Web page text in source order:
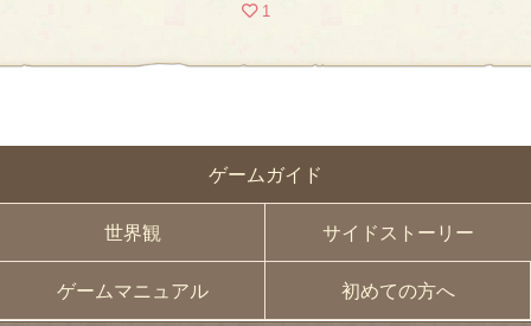
ゲームガイド
世界観 サイドストーリー
ゲームマニュアル 初めての方へ
1